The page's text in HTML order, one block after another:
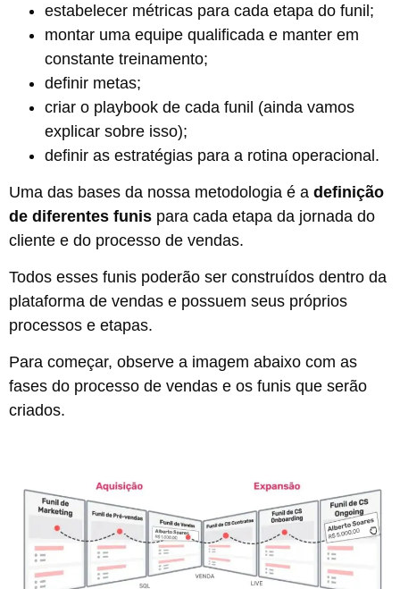
estabelecer métricas para cada etapa do funil;
montar uma equipe qualificada e manter em
constante treinamento;
definir metas;
criar o playbook de cada funil (ainda vamos
explicar sobre isso);
definir as estratégias para a rotina operacional.
Uma das bases da nossa metodologia é a definição
de diferentes funis para cada etapa da jornada do
cliente e do processo de vendas.
Todos esses funis poderão ser construídos dentro da
plataforma de vendas e possuem seus próprios
processos e etapas.
Para começar, observe a imagem abaixo com as
fases do processo de vendas e os funis que serão
criados.